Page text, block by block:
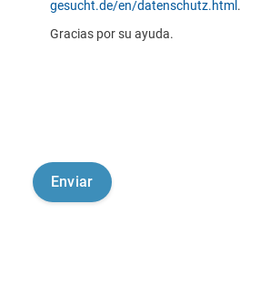
gesucht.de/en/datenschutz.html .
Gracias por su ayuda.